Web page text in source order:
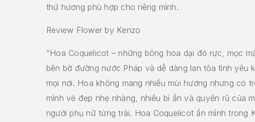
thứ hương phù hợp cho riêng mình.
Review Flower by Kenzo
“Hoa Coquelicot – những bông hoa dại đỏ rực, mọc
bên bờ đường nước Pháp và dễ dàng lan tỏa tình yêu
mọi nơi. Hoa không mang nhiều mùi hương nhưng có
mình vẻ đẹp nhẹ nhàng, nhiều bí ẩn và quyến rũ của
người phụ nữ từng trải. Hoa Coquelicot ẩn mình trong